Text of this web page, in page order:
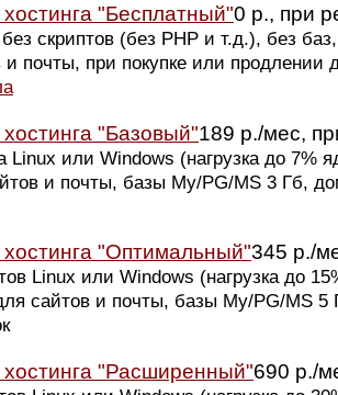
хостинга "Бесплатный"0 р., при
скриптов (без PHP и т.д.), без
и почты, при покупке или продлении
хостинга "Базовый"189 р./мес,
Linux или Windows (нагрузка до 7%
и почты, базы My/PG/MS 3 Гб,
хостинга "Оптимальный"345 р./
Linux или Windows (нагрузка до
сайтов и почты, базы My/PG/MS
хостинга "Расширенный"690 р./